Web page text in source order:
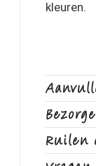
kleuren.
Ruilen